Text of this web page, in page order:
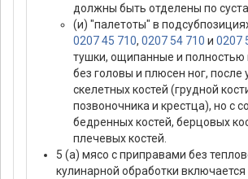
должны быть отделены по
(и) "палетоты" в
0207 45 710, 0207 54 710 и 0207
тушки, ощипанные и
без головы и плюсен ног, после
скелетных костей (грудной
позвоночника и крестца), но с
бедренных костей, берцовых
плечевых костей.
5 (а) мясо с приправами без
кулинарной обработки включается